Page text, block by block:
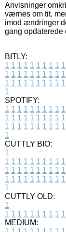
Anvisninger
værnes om tit,
imod ændringer
gang opdaterede
BITLY:
1 1 1 1 1 1 1 1 1 1
1 1 1 1 1 1 1 1 1 1
1 1 1 1 1 1 1 1 1 1
1
SPOTIFY:
1 1 1 1 1 1 1 1 1 1
1 1 1 1 1 1 1 1 1 1
1 1 1 1 1 1 1 1 1 1
1
CUTTLY BIO:
1
1 1 1 1 1 1 1 1 1 1
1 1 1 1 1 1 1 1 1 1
1 1 1 1 1 1 1 1 1 1
1
CUTTLY OLD:
1
1 1 1 1 1 1 1 1 1 1
MEDIUM: